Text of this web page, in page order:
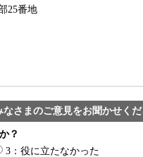
25番地
さまのご意見をお聞かせく
？
3：役に立たなかった